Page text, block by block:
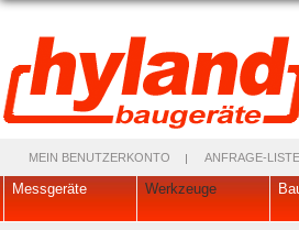
MEIN BENUTZERKONTO ANFRAGE-LISTE
Messgeräte Werkzeuge